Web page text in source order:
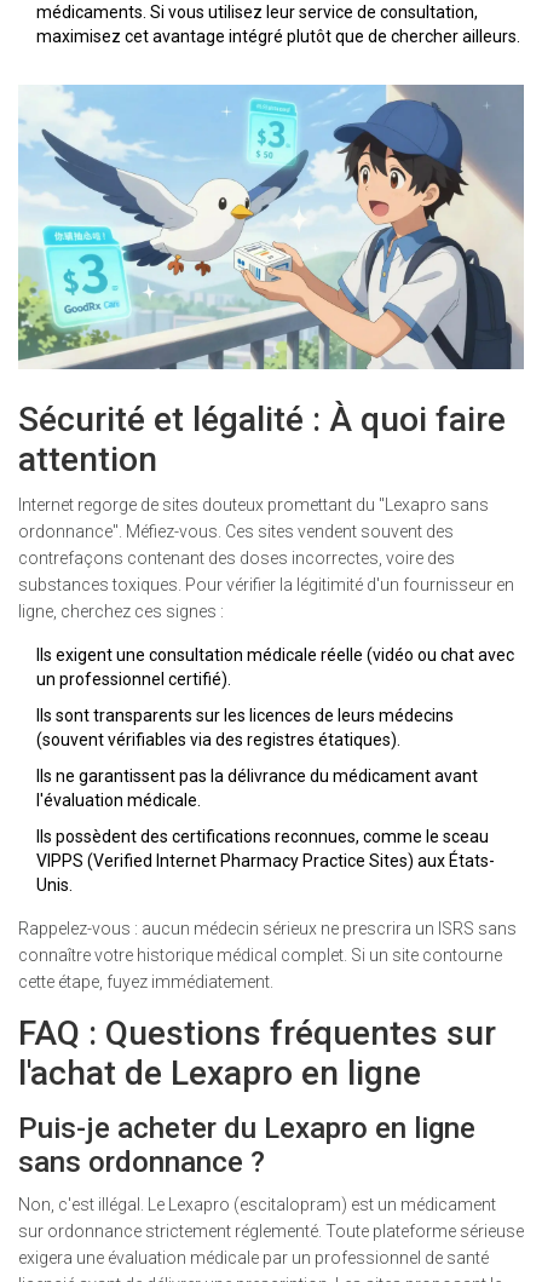
médicaments. Si vous utilisez leur service de consultation,
maximisez cet avantage intégré plutôt que de chercher ailleurs.
Sécurité et légalité : À quoi faire
attention
Internet regorge de sites douteux promettant du "Lexapro sans
ordonnance". Méfiez-vous. Ces sites vendent souvent des
contrefaçons contenant des doses incorrectes, voire des
substances toxiques. Pour vérifier la légitimité d'un fournisseur en
ligne, cherchez ces signes :
Ils exigent une consultation médicale réelle (vidéo ou chat avec
un professionnel certifié).
Ils sont transparents sur les licences de leurs médecins
(souvent vérifiables via des registres étatiques).
Ils ne garantissent pas la délivrance du médicament avant
l'évaluation médicale.
Ils possèdent des certifications reconnues, comme le sceau
VIPPS (Verified Internet Pharmacy Practice Sites) aux États-
Unis.
Rappelez-vous : aucun médecin sérieux ne prescrira un ISRS sans
connaître votre historique médical complet. Si un site contourne
cette étape, fuyez immédiatement.
FAQ : Questions fréquentes sur
l'achat de Lexapro en ligne
Puis-je acheter du Lexapro en ligne
sans ordonnance ?
Non, c'est illégal. Le Lexapro (escitalopram) est un médicament
sur ordonnance strictement réglementé. Toute plateforme sérieuse
exigera une évaluation médicale par un professionnel de santé